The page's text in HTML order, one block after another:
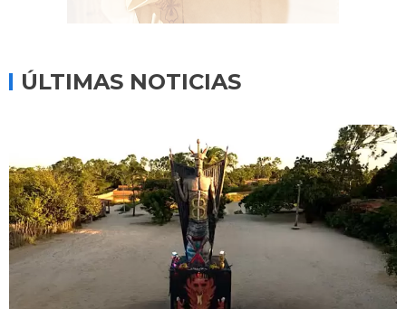
ÚLTIMAS NOTICIAS